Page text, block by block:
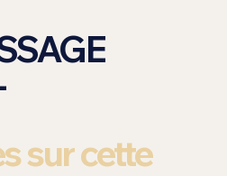
sur cette